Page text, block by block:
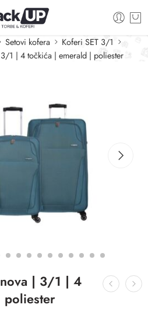
Setovi kofera
Koferi SET 3/1
1 | 4 točkića | emerald | poliester
| 3/1 | 4
poliester